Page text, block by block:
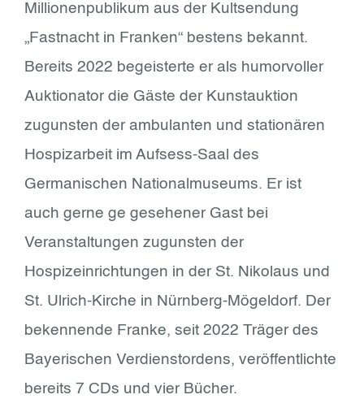
Millionenpublikum aus der Kultsendung
„Fastnacht in Franken“ bestens bekannt.
Bereits 2022 begeisterte er als humorvoller
Auktionator die Gäste der Kunstauktion
zugunsten der ambulanten und stationären
Hospizarbeit im Aufsess-Saal des
Germanischen Nationalmuseums. Er ist
auch gerne ge gesehener Gast bei
Veranstaltungen zugunsten der
Hospizeinrichtungen in der St. Nikolaus und
St. Ulrich-Kirche in Nürnberg-Mögeldorf. Der
bekennende Franke, seit 2022 Träger des
Bayerischen Verdienstordens, veröffentlichte
bereits 7 CDs und vier Bücher.